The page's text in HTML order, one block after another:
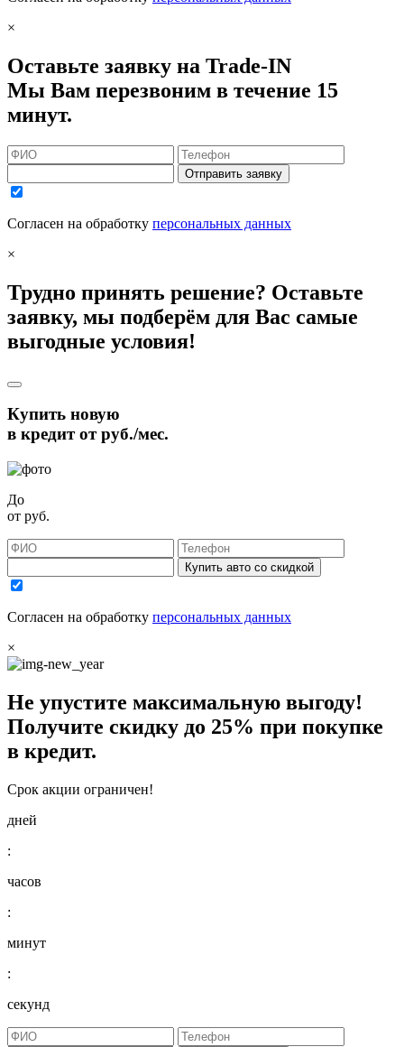
×
Оставьте заявку на Trade-IN
Мы Вам перезвоним в течение 15
минут.
Отправить заявку
Согласен на обработку персональных данных
×
Трудно принять решение? Оставьте
заявку, мы подберём для Вас самые
выгодные условия!
Купить новую
в кредит отруб./мес.
До
от руб.
Купить авто со скидкой
Согласен на обработку персональных данных
×
Не упустите максимальную выгоду!
Получите скидку до 25% при покупке
в кредит.
Срок акции ограничен!
дней
:
часов
:
минут
:
секунд